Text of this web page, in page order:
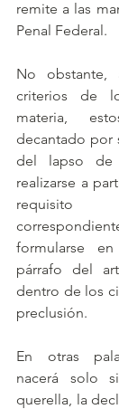
remite a las
Penal Federal.
No obstante,
criterios de
materia,
decantado por
del lapso de
realizarse a
requisito
formularse
párrafo del
dentro de los
preclusión.
En otras
nacerá solo
querella, la